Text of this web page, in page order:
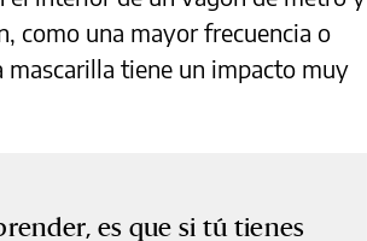
como una mayor frecuencia o
tiene un impacto muy
es que si tú tienes